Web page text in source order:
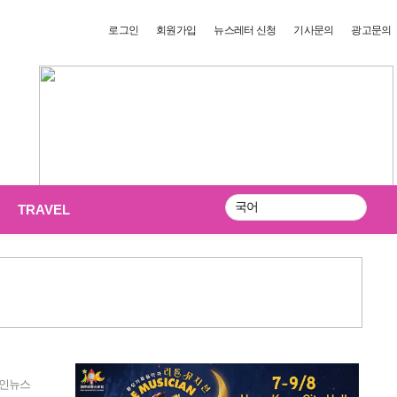
로그인 회원가입 뉴스레터 신청 기사문의 광고문의
TRAVEL
검
뉴스